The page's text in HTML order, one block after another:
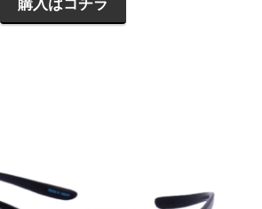
購入はコチラ